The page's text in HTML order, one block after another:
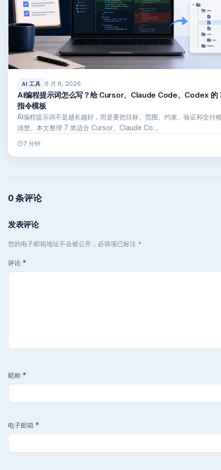
AI 工具 6 月 8, 2026
AI编程提示词怎么写？给 Cursor、Claude Code、Codex 的
指令模板
AI编程提示词不是越长越好，而是要把目标、范围、约束、验证和交付
清楚。本文整理 7 类适合 Cursor、Claude Co…
7 分钟
0 条评论
发表评论
您的电子邮箱地址不会被公开，必填项已标注 *
评论 *
昵称 *
电子邮箱 *